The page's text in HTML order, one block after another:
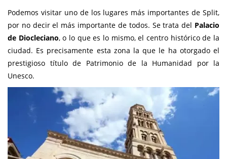
Podemos visitar uno de los lugares más importantes de Split,
por no decir el más importante de todos. Se trata del Palacio
de Diocleciano, o lo que es lo mismo, el centro histórico de la
ciudad. Es precisamente esta zona la que le ha otorgado el
prestigioso título de Patrimonio de la Humanidad por la
Unesco.